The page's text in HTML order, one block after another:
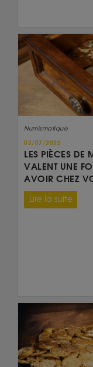
Numismatique
02/07/2025
LES PIÈCES
VALENT UNE
AVOIR CHEZ
Lire la suite